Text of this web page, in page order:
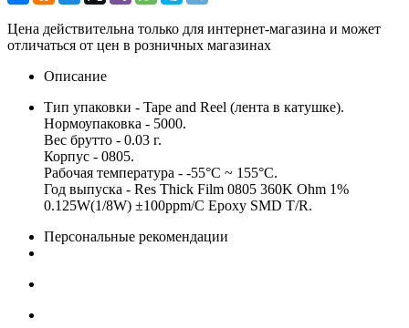
Цена действительна только для интернет-магазина и может
отличаться от цен в розничных магазинах
Описание
Тип упаковки - Tape and Reel (лента в катушке).
Нормоупаковка - 5000.
Вес брутто - 0.03 г.
Корпус - 0805.
Рабочая температура - -55°C ~ 155°C.
Год выпуска - Res Thick Film 0805 360K Ohm 1%
0.125W(1/8W) ±100ppm/C Epoxy SMD T/R.
Персональные рекомендации